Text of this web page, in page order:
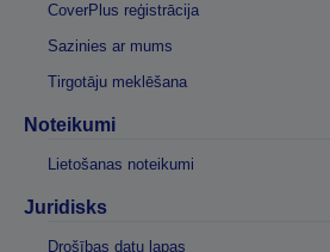
CoverPlus reģistrācija
Sazinies ar mums
Tirgotāju meklēšana
Noteikumi
Lietošanas noteikumi
Juridisks
Drošības datu lapas